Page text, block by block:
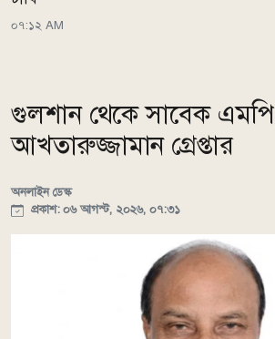
০৭:১২ AM
গুলশান থেকে সাবেক এমপি
আখতারুজ্জামান গ্রেপ্তার
অনলাইন ডেস্ক
প্রকাশ: ০৬ আগস্ট, ২০২৬, ০৭:৩১